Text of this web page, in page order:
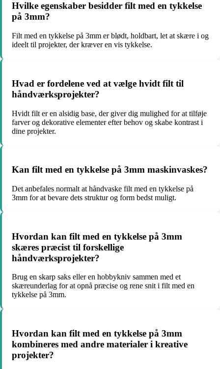
Hvilke egenskaber besidder filt med en tykkelse
på 3mm?
Filt med en tykkelse på 3mm er blødt, holdbart, let at skære i og
ideelt til projekter, der kræver en vis tykkelse.
Hvad er fordelene ved at vælge hvidt filt til
håndværksprojekter?
Hvidt filt er en alsidig base, der giver dig mulighed for at tilføje
farver og dekorative elementer efter behov og skabe kontrast i
dine projekter.
Kan filt med en tykkelse på 3mm maskinvaskes?
Det anbefales normalt at håndvaske filt med en tykkelse på
3mm for at bevare dets struktur og form bedst muligt.
Hvordan kan filt med en tykkelse på 3mm
skæres præcist til forskellige
håndværksprojekter?
Brug en skarp saks eller en hobbykniv sammen med et
skæreunderlag for at opnå præcise og rene snit i filt med en
tykkelse på 3mm.
Hvordan kan filt med en tykkelse på 3mm
kombineres med andre materialer i kreative
projekter?